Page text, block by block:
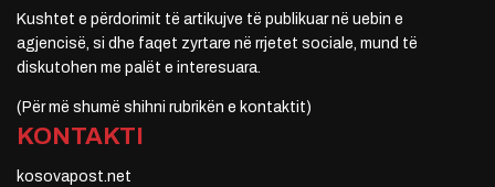
Kushtet e përdorimit të artikujve të publikuar në uebin e
agjencisë, si dhe faqet zyrtare në rrjetet sociale, mund të
diskutohen me palët e interesuara.
(Për më shumë shihni rubrikën e kontaktit)
KONTAKTI
kosovapost.net